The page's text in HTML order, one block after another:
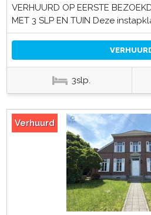
VERHUURD OP EERSTE
MET 3 SLP EN TUIN Deze
3slp.
Verhuurd